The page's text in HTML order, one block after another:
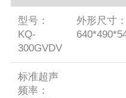
型号：
KQ-
300GVDV
外形尺寸：
标准超声
频率：